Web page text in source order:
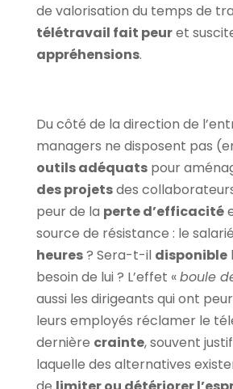
de valorisation du temps de
télétravail fait peuret
appréhensions.
Du côté de la direction de
managers ne disposent pas
outils adéquatspour
des projetsdes
peur de la perte d’efficacité
source de résistance : le salarié
heures? Sera-t-il disponible
besoin de lui ? L’effet «boule
aussi les dirigeants qui ont
leurs employés réclamer le
dernière crainte, souvent
laquelle des alternatives